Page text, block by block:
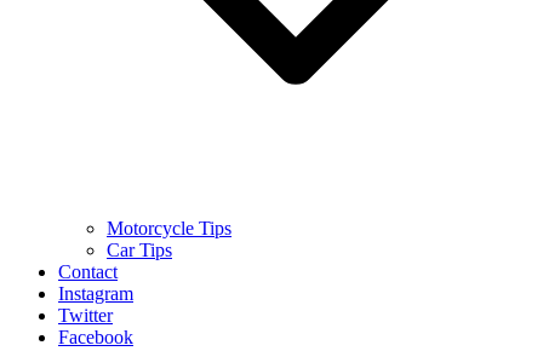
Motorcycle Tips
Car Tips
Contact
Instagram
Twitter
Facebook